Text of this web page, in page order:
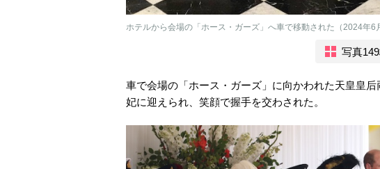
ホテルから会場の「ホース・ガーズ」へ車で移動された（2024年6
写真
車で会場の「ホース・ガーズ」に向かわれた天皇皇
妃に迎えられ、笑顔で握手を交わされた。